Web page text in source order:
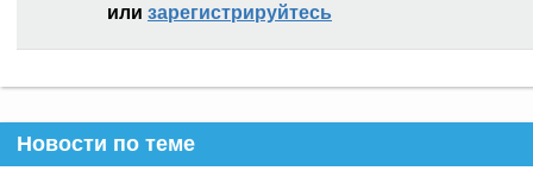
или зарегистрируйтесь
Новости по теме